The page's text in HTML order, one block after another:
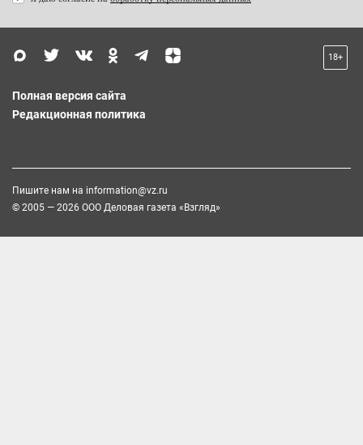
18+
Полная версия сайта
Редакционная политика
Пишите нам на information@vz.ru
© 2005 — 2026 ООО Деловая газета «Взгляд»